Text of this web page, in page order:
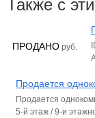
Также с
ПРОДАНОруб.
Продается
Продается
5-й этаж / 9-и